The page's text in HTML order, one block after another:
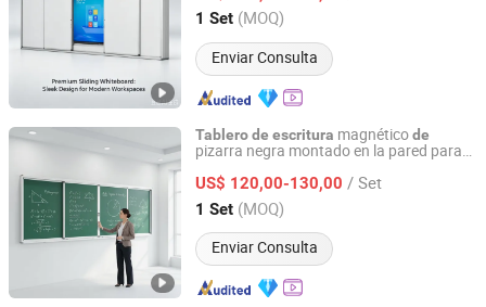
1 Set (MOQ)
Enviar Consulta
Shandong, China Desde 2015
Tablerode escritura magnéticode
pizarra negra montado en la pared para
US$ 120,00-130,00 / Set
1 Set (MOQ)
Enviar Consulta
Shandong Lanbeisite Educational Equipment Group
Shandong, China Desde 2015